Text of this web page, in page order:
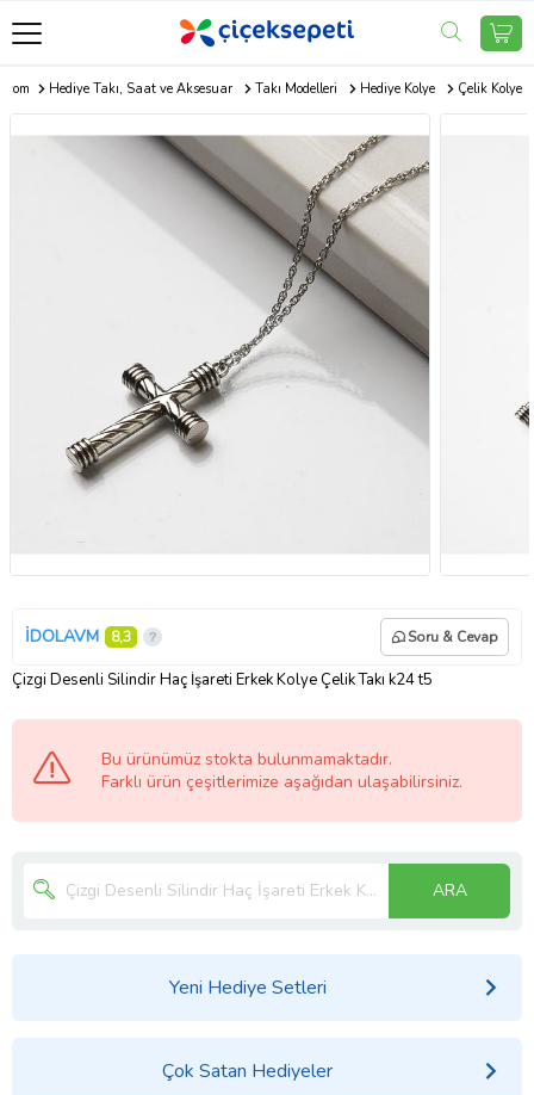
Hediye Takı, Saat ve Aksesuar Takı Modelleri Hediye Kolye Çelik Kolye
İDOLAVM 8,3 Soru & Cevap
Çizgi Desenli Silindir Haç İşareti Erkek Kolye Çelik Takı k24 t5
Bu ürünümüz stokta bulunmamaktadır.
Farklı ürün çeşitlerimize aşağıdan ulaşabilirsiniz.
ARA
Yeni Hediye Setleri
Çok Satan Hediyeler